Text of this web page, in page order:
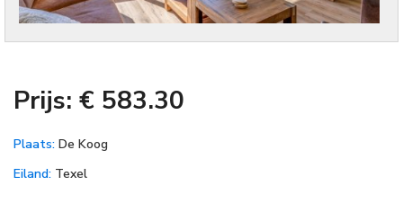
Prijs: € 583.30
Plaats: De Koog
Eiland: Texel